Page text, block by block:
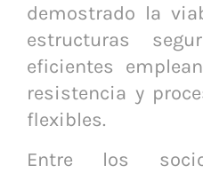
demostrado la
estructuras
eficientes
resistencia y
flexibles.
Entre los